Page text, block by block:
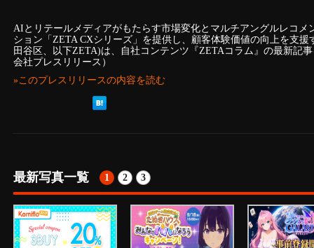
AIとリテールメディアがもたらす市場変化とマルチアングルレコ
ション「ZETA CXシリーズ」を提供し、顧客体験価値の向上を支
田谷区、以下ZETA)は、自社コンテンツ『ZETAコラム』の最新記
会社プレスリリース）
»このプレスリリースの内容を読む
最新写真一覧 1 2 3